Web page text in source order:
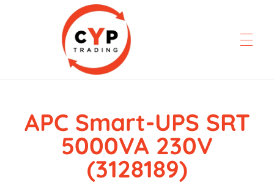
CYP Trading
Professionelle Ersatzteilbeschaffung
APC Smart-UPS SRT
5000VA 230V
(3128189)